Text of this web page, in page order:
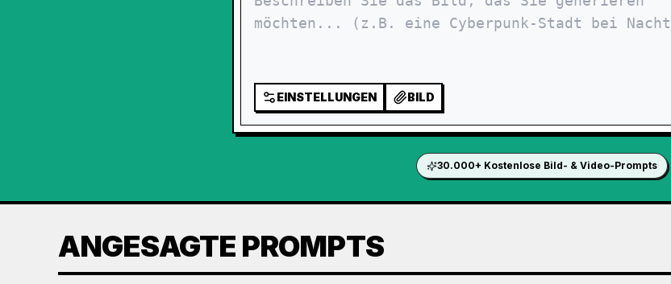
EINSTELLUNGEN BILD
30.000+ Kostenlose Bild- & Video-Prompts
ANGESAGTE PROMPTS